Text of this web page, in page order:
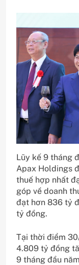
Lũy kế 9 tháng
Apax Holdings
thuế hợp nhất
góp về doanh
đạt hơn 836 tỷ
tỷ đồng.
Tại thời điểm
4.809 tỷ đồng
9 tháng đầu